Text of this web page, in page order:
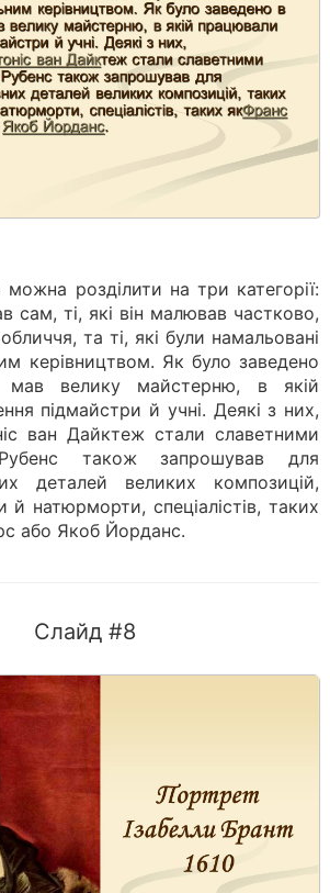
розділити на три категорії:
сам, ті, які він малював частково,
та ті, які були намальовані
керівництвом. Як було заведено
велику майстерню, в якій
підмайстри й учні. Деякі з них,
ван Дайктеж стали славетними
також запрошував для
деталей великих композицій,
й натюрморти, спеціалістів, таких
або Якоб Йорданс.
Слайд #8